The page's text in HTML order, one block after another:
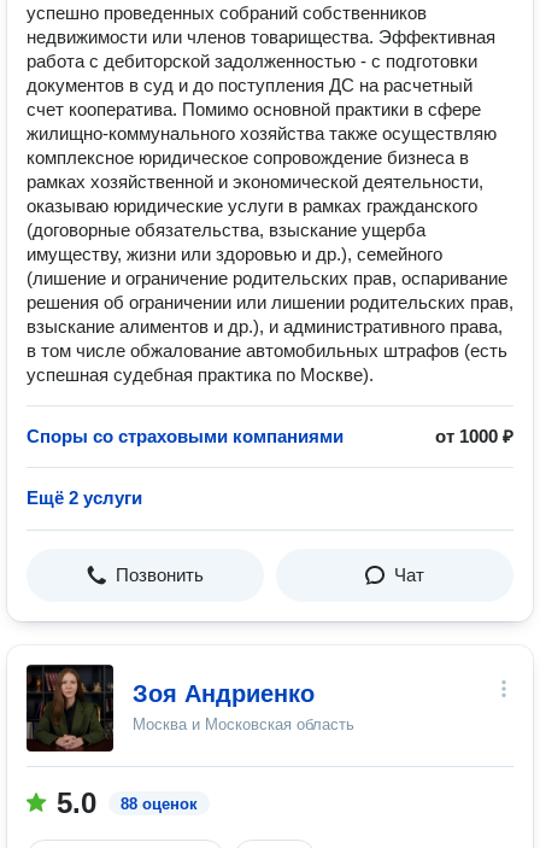
успешно проведенных собраний собственников
недвижимости или членов товарищества. Эффективная
работа с дебиторской задолженностью - с подготовки
документов в суд и до поступления ДС на расчетный
счет кооператива. Помимо основной практики в сфере
жилищно-коммунального хозяйства также осуществляю
комплексное юридическое сопровождение бизнеса в
рамках хозяйственной и экономической деятельности,
оказываю юридические услуги в рамках гражданского
(договорные обязательства, взыскание ущерба
имуществу, жизни или здоровью и др.), семейного
(лишение и ограничение родительских прав, оспаривание
решения об ограничении или лишении родительских прав,
взыскание алиментов и др.), и административного права,
в том числе обжалование автомобильных штрафов (есть
успешная судебная практика по Москве).
Споры со страховыми компаниями от 1000 ₽
Ещё 2 услуги
Позвонить Чат
Зоя Андриенко
Москва и Московская область
5.0 88 оценок